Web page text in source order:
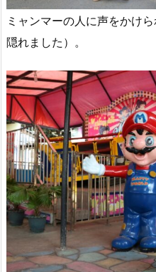
ミャンマーの人に声をかけ
隠れました）。